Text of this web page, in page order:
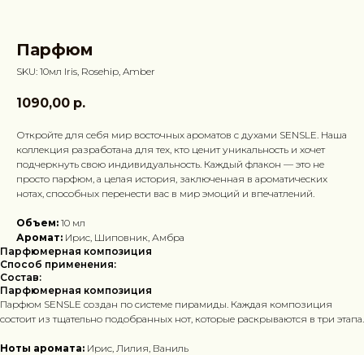
Парфюм
SKU: 10мл Iris, Rosehip, Amber
1090,00 р.
Откройте для себя мир восточных ароматов с духами SENSLE. Наша
коллекция разработана для тех, кто ценит уникальность и хочет
подчеркнуть свою индивидуальность. Каждый флакон — это не
просто парфюм, а целая история, заключенная в ароматических
нотах, способных перенести вас в мир эмоций и впечатлений.
Объем: 10 мл
Аромат: Ирис, Шиповник, Амбра
Парфюмерная композиция
Способ применения:
Состав:
Парфюмерная композиция
Парфюм SENSLE создан по системе пирамиды. Каждая композиция
состоит из тщательно подобранных нот, которые раскрываются в три этапа.
Ноты аромата: Ирис, Лилия, Ваниль